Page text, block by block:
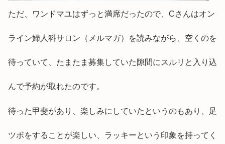
ただ、ワンドマユはずっと満席だったので、Cさんはオン
ライン婦人科サロン（メルマガ）を読みながら、空くのを
待っていて、たまたま募集していた隙間にスルリと入り込
んで予約が取れたのです。
待った甲斐があり、楽しみにしていたというのもあり、足
ツボをすることが楽しい、ラッキーという印象を持ってく